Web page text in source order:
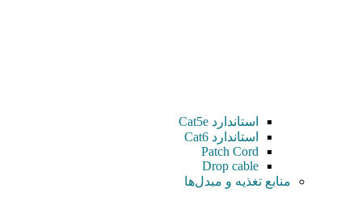
استاندارد Cat5e
استاندارد Cat6
Patch Cord
Drop cable
منابع تغذیه و مبدل‌ها